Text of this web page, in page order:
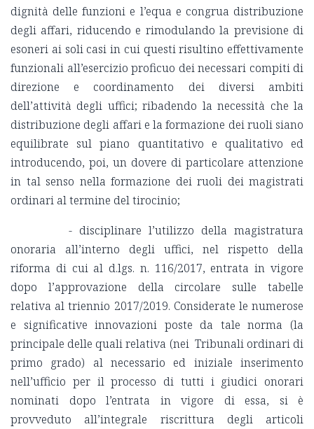
dignità delle funzioni e l’equa e congrua distribuzione
degli affari, riducendo e rimodulando la previsione di
esoneri ai soli casi in cui questi risultino effettivamente
funzionali all’esercizio proficuo dei necessari compiti di
direzione e coordinamento dei diversi ambiti
dell’attività degli uffici; ribadendo la necessità che la
distribuzione degli affari e la formazione dei ruoli siano
equilibrate sul piano quantitativo e qualitativo ed
introducendo, poi, un dovere di particolare attenzione
in tal senso nella formazione dei ruoli dei magistrati
ordinari al termine del tirocinio;
- disciplinare l’utilizzo della magistratura
onoraria all’interno degli uffici, nel rispetto della
riforma di cui al d.lgs. n. 116/2017, entrata in vigore
dopo l’approvazione della circolare sulle tabelle
relativa al triennio 2017/2019. Considerate le numerose
e significative innovazioni poste da tale norma (la
principale delle quali relativa (nei Tribunali ordinari di
primo grado) al necessario ed iniziale inserimento
nell’ufficio per il processo di tutti i giudici onorari
nominati dopo l’entrata in vigore di essa, si è
provveduto all’integrale riscrittura degli articoli